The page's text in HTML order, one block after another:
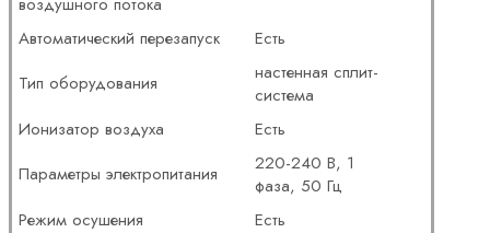
Автоматический перезапуск
Есть
Тип оборудования
настенная сплит-
система
Ионизатор воздуха
Есть
Параметры электропитания
220-240 В, 1
фаза, 50 Гц
Режим осушения
Есть